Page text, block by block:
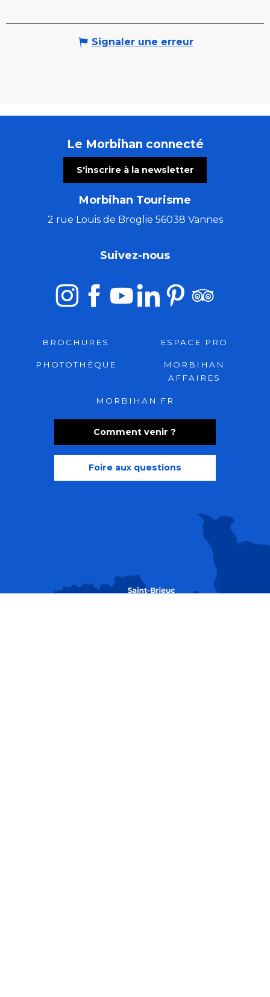
Recherche
Signaler une erreur
Le Morbihan connecté
S'inscrire à la newsletter
Morbihan Tourisme
2 rue Louis de Broglie 56038 Vannes
Comment venir ?
Foire aux questions
Suivez-nous
BROCHURES ESPACE PRO
PHOTOTHÈQUE
MORBIHAN
AFFAIRES
MORBIHAN.FR